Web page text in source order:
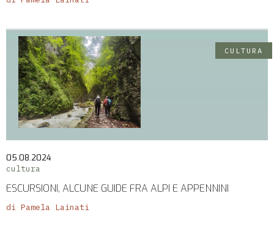
CULTURA
05.08.2024
cultura
ESCURSIONI, ALCUNE GUIDE FRA ALPI E APPENNINI
di Pamela Lainati